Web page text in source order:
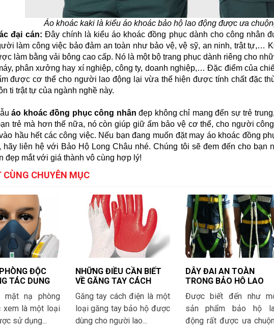
Áo khoác kaki là kiểu áo khoác bảo hộ lao động được ưa
đại cán: Đây chính là kiểu áo khoác đồng phục dành cho công nhân
làm công việc bảo đảm an toàn như bảo vệ, vệ sỹ, an ninh, trật tự,…
làm bằng vải bông cao cấp. Nó là một bộ trang phục dành riêng cho
phân xưởng hay xí nghiệp, công ty, doanh nghiệp,… Đặc điểm của
được cơ thể cho người lao động lại vừa thể hiện được tính chất đặc
ti trật tự của ngành nghề này.
áo khoác đồng phục công nhân đẹp không chỉ mang đến sự trẻ
trẻ mà hơn thế nữa, nó còn giúp giữ ấm bảo vệ cơ thể, cho người
hầu hết các công việc. Nếu bạn đang muốn đặt may áo khoác đồng
hãy liên hệ với Bảo Hộ Long Châu nhé. Chúng tôi sẽ đem đến cho bạn
đẹp mắt với giá thành vô cùng hợp lý!
CÙNG CHUYÊN MỤC
ĐỘC
TÁC DỤNG
TRONG
mặt nạ phòng
xem là một loại
sử dụng...
NHỮNG ĐIỀU CẦN BIẾT
VỀ GĂNG TAY CÁCH
ĐIỆN
Găng tay cách điện là một
loại găng tay bảo hộ được
dùng cho người lao...
DÂY ĐAI AN TOÀN
TRONG BẢO HỘ LAO
ĐỘNG LÀ GÌ?
Được biết đến như
sản phẩm bảo hộ
động rất được ưa